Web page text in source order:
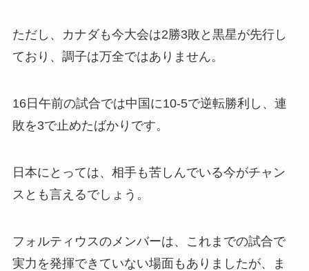
ただし、カナダも今大会は2勝3敗と黒星が先行し
ており、調子は万全ではありません。
16日午前の試合では中国に10-5で逆転勝利し、連
敗を3で止めたばかりです。
日本にとっては、相手も苦しんでいる今がチャン
スとも言えるでしょう。
フォルティウスのメンバーは、これまでの試合で
実力を発揮できていない場面もありましたが、ま